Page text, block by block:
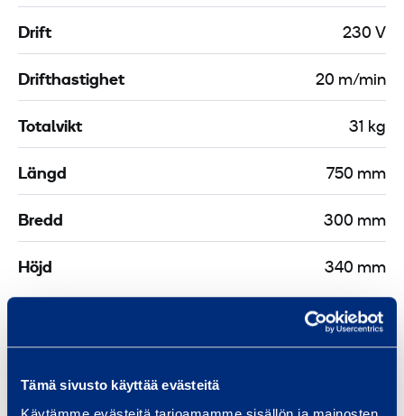
Tämä sivusto käyttää evästeitä
Drift 230 V
Drifthastighet 20 m/min
Totalvikt 31 kg
Längd 750 mm
Bredd 300 mm
Höjd 340 mm